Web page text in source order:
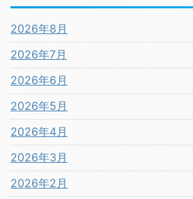
2026年8月
2026年7月
2026年6月
2026年5月
2026年4月
2026年3月
2026年2月